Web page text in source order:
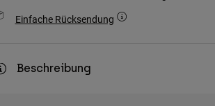
Einfache Rücksendung
Beschreibung